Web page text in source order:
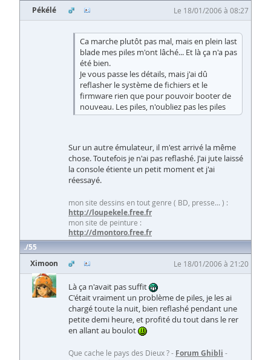
Pékélé
Le 18/01/2006 à 08:27
Ca marche plutôt pas mal, mais en plein last
blade mes piles m'ont lâché... Et là ça n'a pas
été bien.
Je vous passe les détails, mais j'ai dû
reflasher le système de fichiers et le
firmware rien que pour pouvoir booter de
nouveau. Les piles, n'oubliez pas les piles
Sur un autre émulateur, il m'est arrivé la même
chose. Toutefois je n'ai pas reflashé. J'ai jute laissé
la console étiente un petit moment et j'ai
réessayé.
mon site dessins en tout genre ( BD, presse... ) :
http://loupekele.free.fr
mon site de peinture :
http://dmontoro.free.fr
55
Ximoon
Le 18/01/2006 à 21:20
Là ça n'avait pas suffit
C'était vraiment un problème de piles, je les ai
chargé toute la nuit, bien reflashé pendant une
petite demi heure, et profité du tout dans le rer
en allant au boulot
Que cache le pays des Dieux ? - Forum Ghibli -